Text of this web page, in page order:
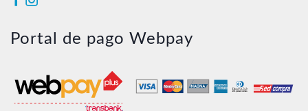
Portal de pago Webpay